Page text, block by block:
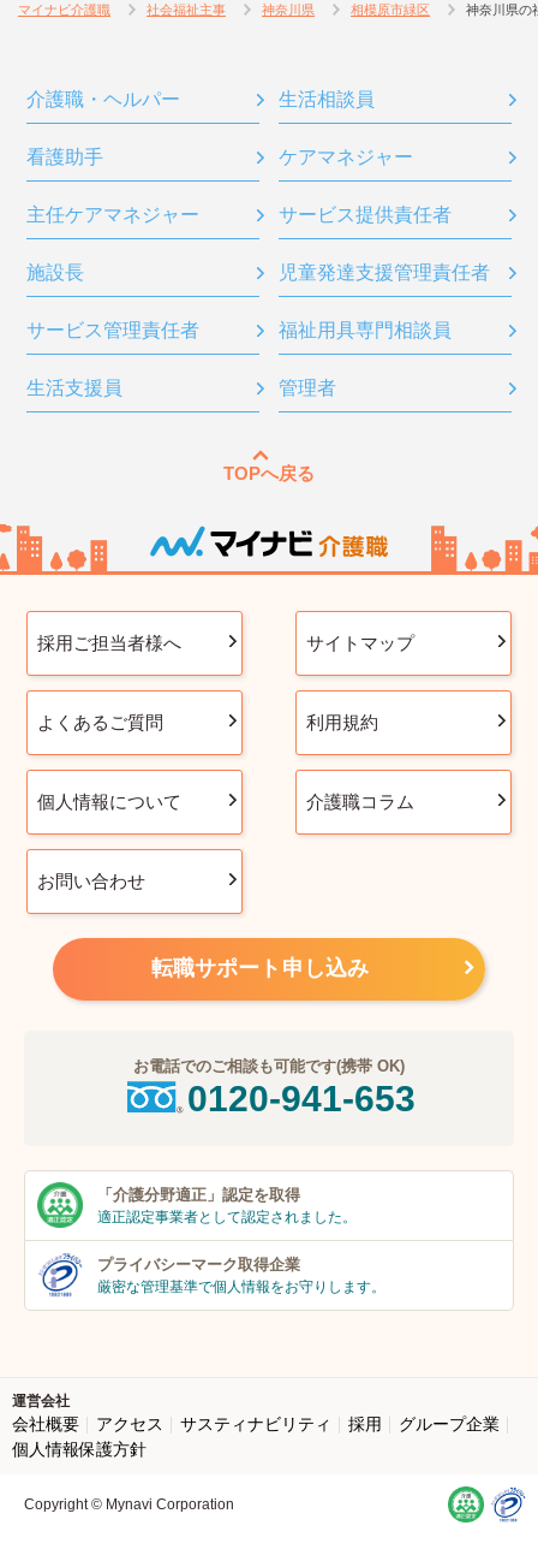
マイナビ介護職 社会福祉主事 神奈川県 相模原市緑区 神奈川県の
介護職・ヘルパー 生活相談員
看護助手 ケアマネジャー
主任ケアマネジャー サービス提供責任者
施設長 児童発達支援管理責任者
サービス管理責任者 福祉用具専門相談員
生活支援員 管理者
TOPへ戻る
採用ご担当者様へ サイトマップ
よくあるご質問 利用規約
個人情報について 介護職コラム
お問い合わせ
転職サポート申し込み
お電話でのご相談も可能です(携帯 OK)
0120-941-653
「介護分野適正」 認定を取得
適正認定事業者として認定されました。
プライバシーマーク取得企業
厳密な管理基準で個人情報をお守りします。
運営会社
会社概要 アクセス サスティナビリティ 採用
グループ企業
個人情報保護方針
Copyright © Mynavi Corporation